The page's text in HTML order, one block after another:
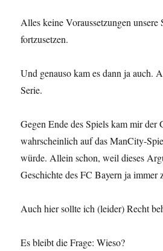
Alles keine Voraussetzungen unsere
fortzusetzen.
Und genauso kam es dann ja auch.
Serie.
Gegen Ende des Spiels kam mir der
wahrscheinlich auf das ManCity-
würde. Allein schon, weil dieses
Geschichte des FC Bayern ja immer
Auch hier sollte ich (leider) Recht
Es bleibt die Frage: Wieso?